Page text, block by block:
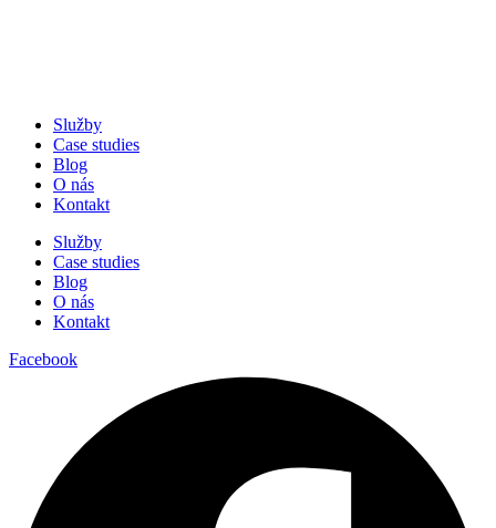
Služby
Case studies
Blog
O nás
Kontakt
Služby
Case studies
Blog
O nás
Kontakt
Facebook